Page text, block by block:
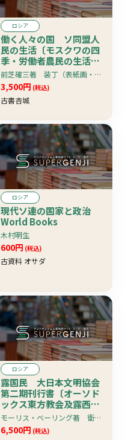
ロシア
働く人々の国 ソ同盟人
民の生活〔モスクワの四
季・労働者農民の生活・
文化と戦争〕 装丁・挿
画3枚赤松俊子（丸木
俊）作 珍本
前芝確三著 装丁（表紙画・扉画）・挿画3枚：赤松俊子（丸木俊） 挿画：モスコウの並木道・森のダンス場・人民の劇場
3,500円 (税込)
古書杏城
ロシア
現代ソ連の国家と政治
World Books
木村明生
600円 (税込)
古資料 オサダ
ロシア
露国民 大日本文明協会
第二期刊行書〔オーソド
ックス東方教会及露西亜
教会・露西亜の宗教
含〕 珍資料
モーリス・ベーリング著 衛藤利夫訳
6,500円 (税込)